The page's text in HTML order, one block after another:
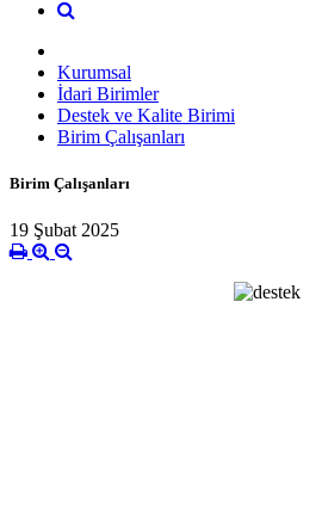
Kurumsal
İdari Birimler
Destek ve Kalite Birimi
Birim Çalışanları
Birim Çalışanları
19 Şubat 2025